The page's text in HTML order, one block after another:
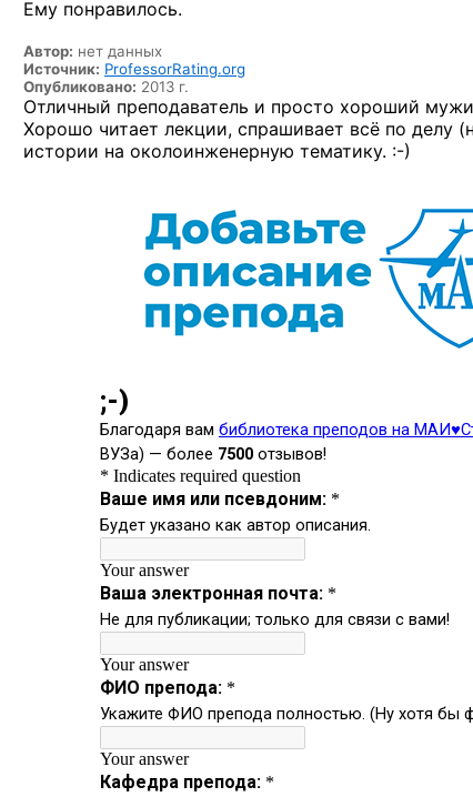
Ему понравилось.
Автор: нет данных
Источник: ProfessorRating.org
Опубликовано: 2013 г.
Отличный преподаватель и просто хороший
Хорошо читает лекции, спрашивает всё по делу
истории на околоинженерную тематику. :-)